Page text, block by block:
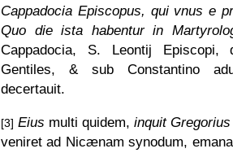
Cappadocia Episcopus, qui vnus e
Quo die ista habentur in
Cappadocia, S. Leontij Episcopi,
Gentiles, & sub Constantino
decertauit.
[3] Eius multi quidem, inquit
veniret ad Nicænam synodum,